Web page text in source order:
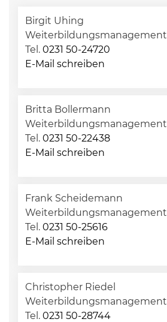
Birgit Uhing
Weiterbildungsmanagement
Tel. 0231 50-24720
E-Mail schreiben
Britta Bollermann
Weiterbildungsmanagement
Tel. 0231 50-22438
E-Mail schreiben
Frank Scheidemann
Weiterbildungsmanagement
Tel. 0231 50-25616
E-Mail schreiben
Christopher Riedel
Weiterbildungsmanagement
Tel. 0231 50-28744